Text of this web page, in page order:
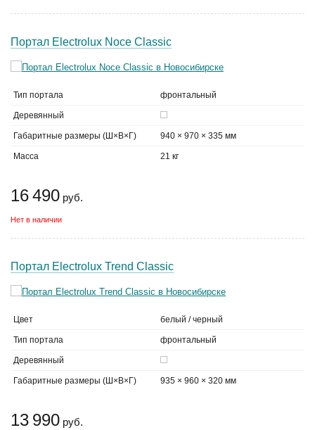
Портал Electrolux Noce Classic
Тип портала фронтальный
Деревянный
Габаритные размеры (Ш×В×Г) 940 × 970 × 335 мм
Масса 21 кг
16 490 руб.
Нет в наличии
Портал Electrolux Trend Classic
Цвет белый / черный
Тип портала фронтальный
Деревянный
Габаритные размеры (Ш×В×Г) 935 × 960 × 320 мм
13 990 руб.